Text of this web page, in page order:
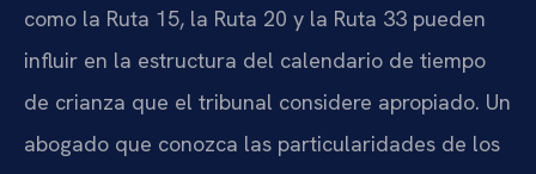
como la Ruta 15, la Ruta 20 y la Ruta 33 pueden
influir en la estructura del calendario de tiempo
de crianza que el tribunal considere apropiado. Un
abogado que conozca las particularidades de los